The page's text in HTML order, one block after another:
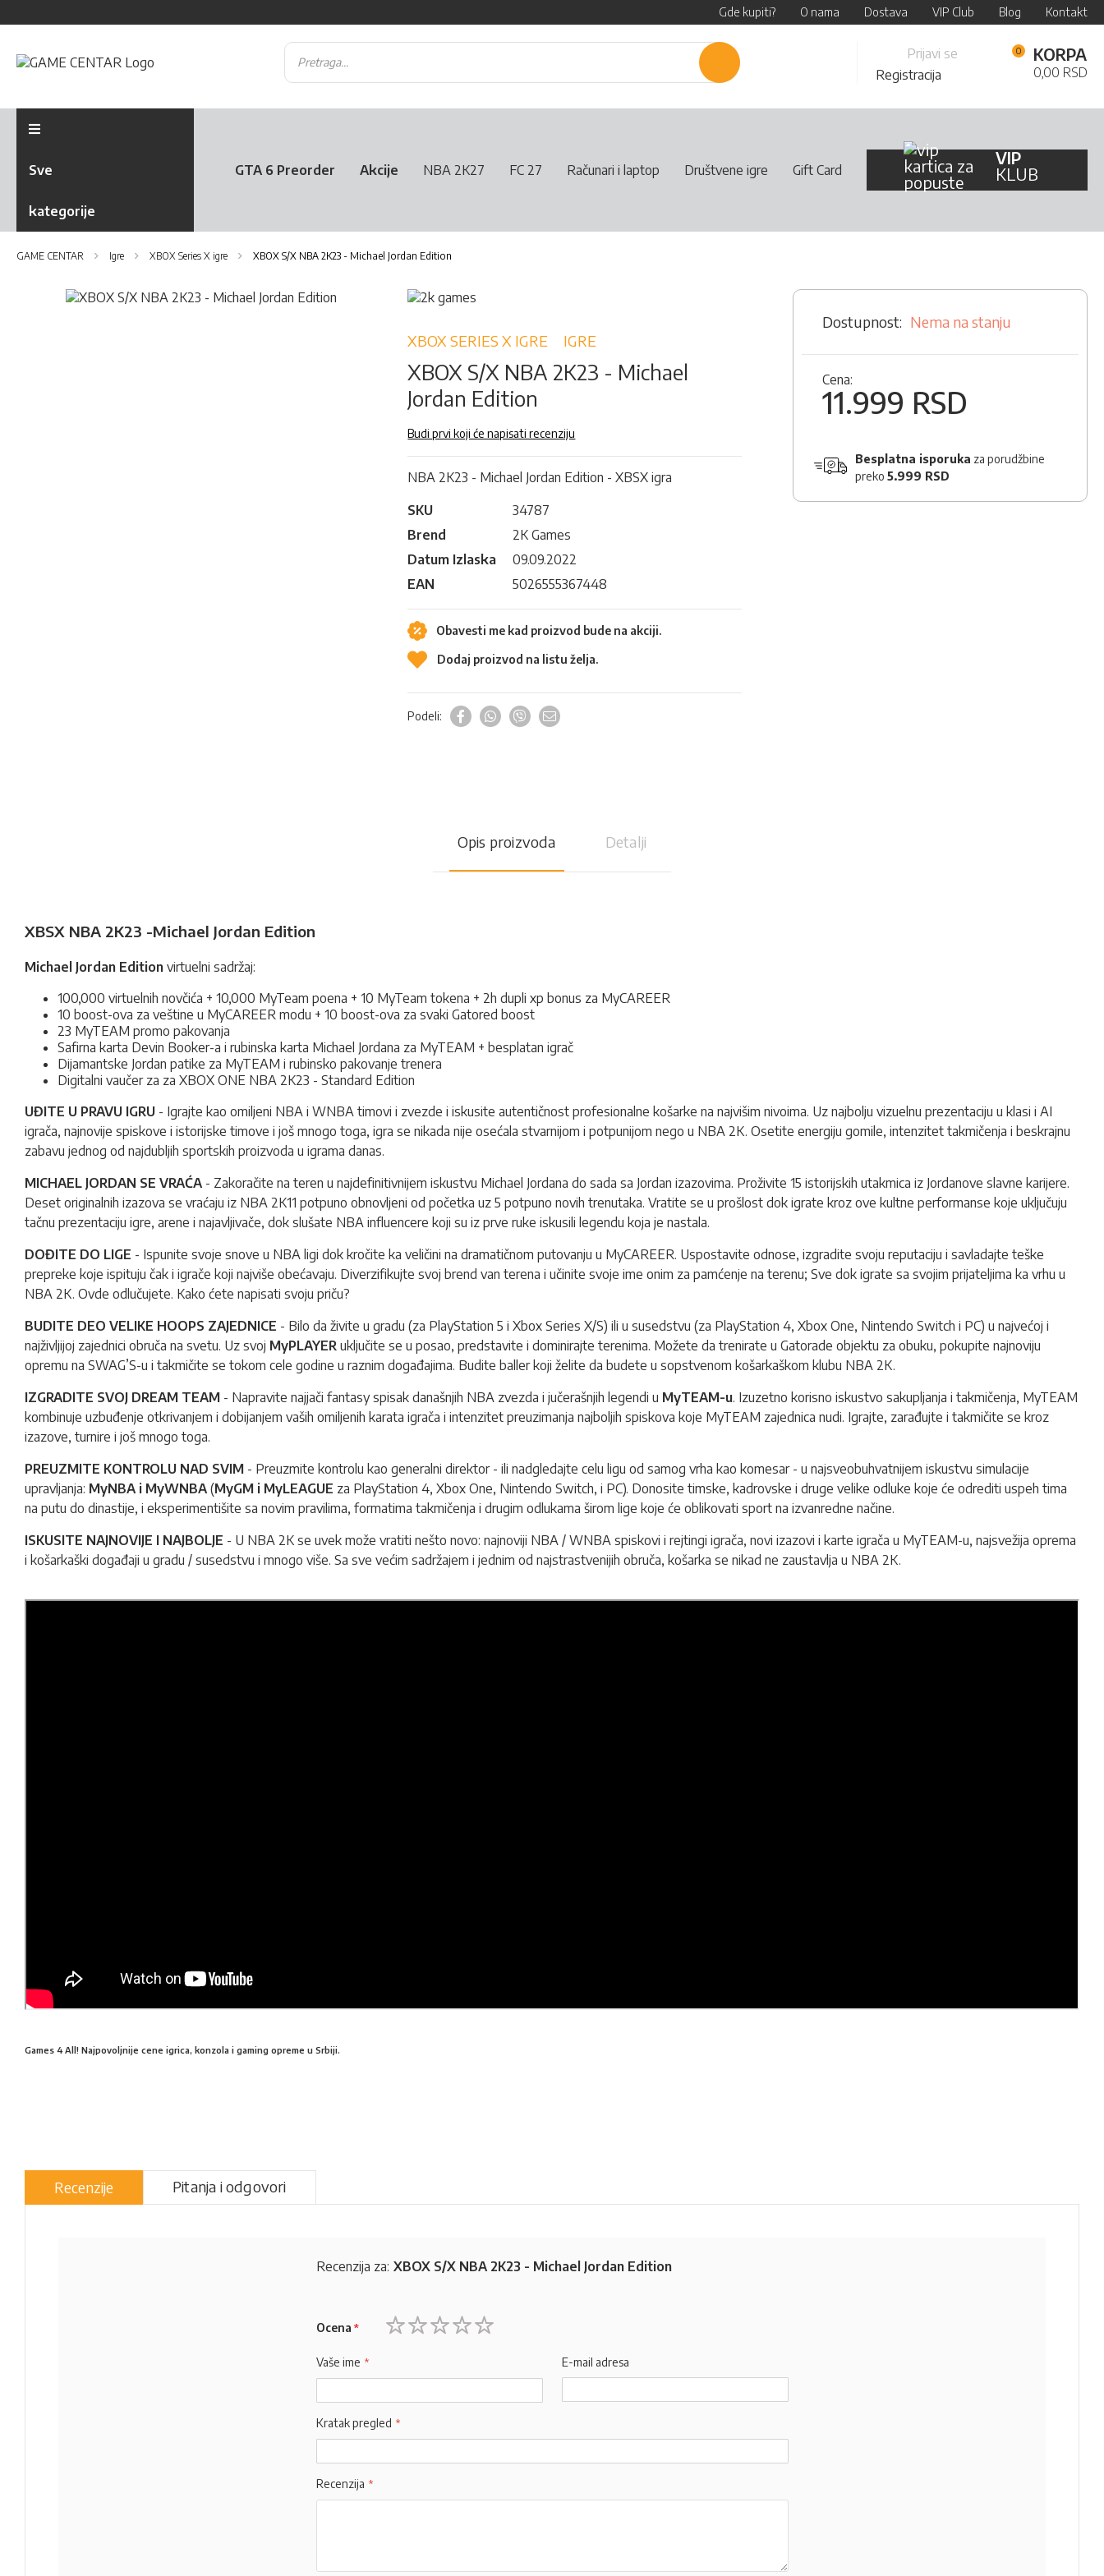
Gde kupiti? O nama Dostava VIP Club Blog Kontakt
Pretraži
Content
Prijavi se
Registracija
KORPA
0,00 RSD
Sve
kategorije
GTA 6 Preorder Akcije NBA 2K27 FC 27 Računari i laptop Društvene igre Gift Card
VIP
KLUB
GAME CENTAR Igre XBOX Series X igre XBOX S/X NBA 2K23 - Michael Jordan Edition
Skip
XBOX SERIES X IGRE IGRE
XBOX S/X NBA 2K23 - Michael
Jordan Edition
Budi prvi koji će napisati recenziju
NBA 2K23 - Michael Jordan Edition - XBSX igra
SKU
34787
Brend
2K Games
Datum Izlaska
09.09.2022
EAN
5026555367448
Obavesti me kad proizvod bude na akciji.
Dodaj proizvod na listu želja.
Podeli:
Nema na stanju
Cena:
11.999 RSD
Besplatna isporuka za porudžbine
preko 5.999 RSD
Opis proizvoda Detalji
XBSX NBA 2K23 -Michael Jordan Edition
Michael Jordan Edition virtuelni sadržaj:
100,000 virtuelnih novčića + 10,000 MyTeam poena + 10 MyTeam tokena + 2h dupli xp bonus za MyCAREER
10 boost-ova za veštine u MyCAREER modu + 10 boost-ova za svaki Gatored boost
23 MyTEAM promo pakovanja
Safirna karta Devin Booker-a i rubinska karta Michael Jordana za MyTEAM + besplatan igrač
Dijamantske Jordan patike za MyTEAM i rubinsko pakovanje trenera
Digitalni vaučer za za XBOX ONE NBA 2K23 - Standard Edition
UĐITE U PRAVU IGRU - Igrajte kao omiljeni NBA i WNBA timovi i zvezde i iskusite autentičnost profesionalne košarke na najvišim nivoima. Uz najbolju vizuelnu prezentaciju u klasi i AI
igrača, najnovije spiskove i istorijske timove i još mnogo toga, igra se nikada nije osećala stvarnijom i potpunijom nego u NBA 2K. Osetite energiju gomile, intenzitet takmičenja i beskrajnu
zabavu jednog od najdubljih sportskih proizvoda u igrama danas.
MICHAEL JORDAN SE VRAĆA - Zakoračite na teren u najdefinitivnijem iskustvu Michael Jordana do sada sa Jordan izazovima. Proživite 15 istorijskih utakmica iz Jordanove slavne karijere.
Deset originalnih izazova se vraćaju iz NBA 2K11 potpuno obnovljeni od početka uz 5 potpuno novih trenutaka. Vratite se u prošlost dok igrate kroz ove kultne performanse koje uključuju
tačnu prezentaciju igre, arene i najavljivače, dok slušate NBA influencere koji su iz prve ruke iskusili legendu koja je nastala.
DOĐITE DO LIGE - Ispunite svoje snove u NBA ligi dok kročite ka veličini na dramatičnom putovanju u MyCAREER. Uspostavite odnose, izgradite svoju reputaciju i savladajte teške
prepreke koje ispituju čak i igrače koji najviše obećavaju. Diverzifikujte svoj brend van terena i učinite svoje ime onim za pamćenje na terenu; Sve dok igrate sa svojim prijateljima ka vrhu u
NBA 2K. Ovde odlučujete. Kako ćete napisati svoju priču?
BUDITE DEO VELIKE HOOPS ZAJEDNICE - Bilo da živite u gradu (za PlayStation 5 i Xbox Series X/S) ili u susedstvu (za PlayStation 4, Xbox One, Nintendo Switch i PC) u najvećoj i
najživljijoj zajednici obruča na svetu. Uz svoj MyPLAYER uključite se u posao, predstavite i dominirajte terenima. Možete da trenirate u Gatorade objektu za obuku, pokupite najnoviju
opremu na SWAG’S-u i takmičite se tokom cele godine u raznim događajima. Budite baller koji želite da budete u sopstvenom košarkaškom klubu NBA 2K.
IZGRADITE SVOJ DREAM TEAM - Napravite najjači fantasy spisak današnjih NBA zvezda i jučerašnjih legendi u MyTEAM-u. Izuzetno korisno iskustvo sakupljanja i takmičenja, MyTEAM
kombinuje uzbuđenje otkrivanjem i dobijanjem vaših omiljenih karata igrača i intenzitet preuzimanja najboljih spiskova koje MyTEAM zajednica nudi. Igrajte, zarađujte i takmičite se kroz
izazove, turnire i još mnogo toga.
PREUZMITE KONTROLU NAD SVIM - Preuzmite kontrolu kao generalni direktor - ili nadgledajte celu ligu od samog vrha kao komesar - u najsveobuhvatnijem iskustvu simulacije
upravljanja: MyNBA i MyWNBA (MyGM i MyLEAGUE za PlayStation 4, Xbox One, Nintendo Switch, i PC). Donosite timske, kadrovske i druge velike odluke koje će odrediti uspeh tima
na putu do dinastije, i eksperimentišite sa novim pravilima, formatima takmičenja i drugim odlukama širom lige koje će oblikovati sport na izvanredne načine.
ISKUSITE NAJNOVIJE I NAJBOLJE - U NBA 2K se uvek može vratiti nešto novo: najnoviji NBA / WNBA spiskovi i rejtingi igrača, novi izazovi i karte igrača u MyTEAM-u, najsvežija oprema
i košarkaški događaji u gradu / susedstvu i mnogo više. Sa sve većim sadržajem i jednim od najstrastvenijih obruča, košarka se nikad ne zaustavlja u NBA 2K.
Games 4 All! Najpovoljnije cene igrica, konzola i gaming opreme u Srbiji.
Recenzije Pitanja i odgovori
Recenzija za: XBOX S/X NBA 2K23 - Michael Jordan Edition
Ocena
Vaše ime E-mail adresa
Kratak pregled
Recenzija